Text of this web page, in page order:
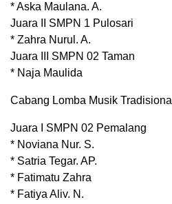
* Aska Maulana. A.
Juara II SMPN 1 Pulosari
* Zahra Nurul. A.
Juara III SMPN 02 Taman
* Naja Maulida
Cabang Lomba Musik Tradisional
Juara I SMPN 02 Pemalang
* Noviana Nur. S.
* Satria Tegar. AP.
* Fatimatu Zahra
* Fatiya Aliv. N.